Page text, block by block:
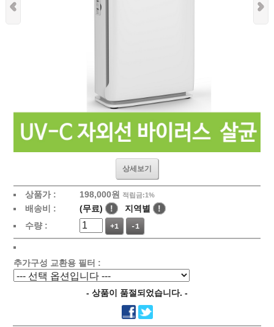
상세보기
상품가 : 198,000원 적립금:1%
배송비 : (무료) ! 지역별
!
수량 :
+1 -1
추가구성 교환용 필터 :
- 상품이 품절되었습니다. -